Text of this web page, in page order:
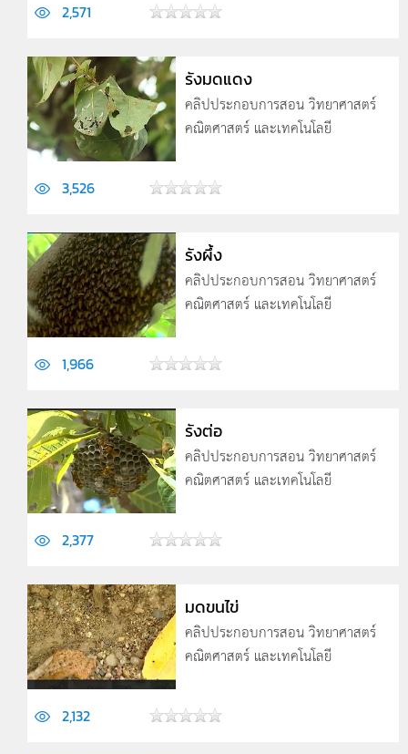
2,571
รังมดแดง
คลิปประกอบการสอน วิทยาศาสตร์
คณิตศาสตร์ และเทคโนโลยี
3,526
รังผึ้ง
คลิปประกอบการสอน วิทยาศาสตร์
คณิตศาสตร์ และเทคโนโลยี
1,966
รังต่อ
คลิปประกอบการสอน วิทยาศาสตร์
คณิตศาสตร์ และเทคโนโลยี
2,377
มดขนไข่
คลิปประกอบการสอน วิทยาศาสตร์
คณิตศาสตร์ และเทคโนโลยี
2,132